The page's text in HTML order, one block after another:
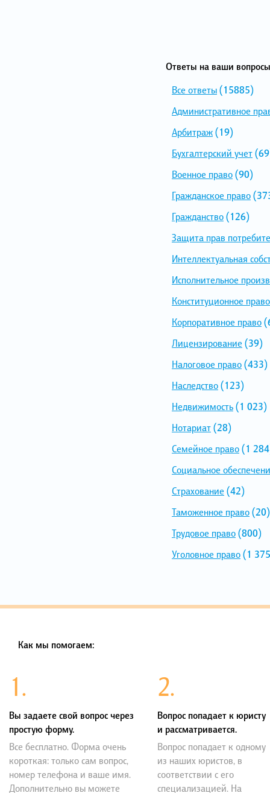
Ответы на ваши
Все ответы(15885)
Административное
Арбитраж(19)
Бухгалтерский учет
Военное право(90)
Гражданское право
Гражданство(126)
Защита прав
Интеллектуальная
Исполнительное
Конституционное право
Корпоративное право
Лицензирование (39)
Налоговое право(433)
Наследство(123)
Недвижимость(1 023)
Нотариат(28)
Семейное право(1
Социальное
Страхование (42)
Таможенное право(20)
Трудовое право(800)
Уголовное право(1
Как мы помогаем:
1.
Вы задаете свой вопрос через
простую форму.
Все бесплатно. Форма очень
короткая: только сам вопрос,
номер телефона и ваше имя.
Дополнительно вы можете
2.
Вопрос попадает к юристу
и рассматривается.
Вопрос попадает к одному
из наших юристов, в
соответствии с его
специализацией. На